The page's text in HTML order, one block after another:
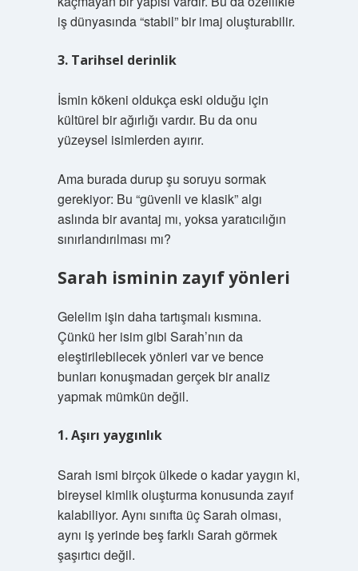
iş dünyasında “stabil” bir imaj oluşturabilir.
3. Tarihsel derinlik
İsmin kökeni oldukça eski olduğu için
kültürel bir ağırlığı vardır. Bu da onu
yüzeysel isimlerden ayırır.
Ama burada durup şu soruyu sormak
gerekiyor: Bu “güvenli ve klasik” algı
aslında bir avantaj mı, yoksa yaratıcılığın
sınırlandırılması mı?
Sarah isminin zayıf yönleri
Gelelim işin daha tartışmalı kısmına.
Çünkü her isim gibi Sarah’nın da
eleştirilebilecek yönleri var ve bence
bunları konuşmadan gerçek bir analiz
yapmak mümkün değil.
1. Aşırı yaygınlık
Sarah ismi birçok ülkede o kadar yaygın ki,
bireysel kimlik oluşturma konusunda zayıf
kalabiliyor. Aynı sınıfta üç Sarah olması,
aynı iş yerinde beş farklı Sarah görmek
şaşırtıcı değil.